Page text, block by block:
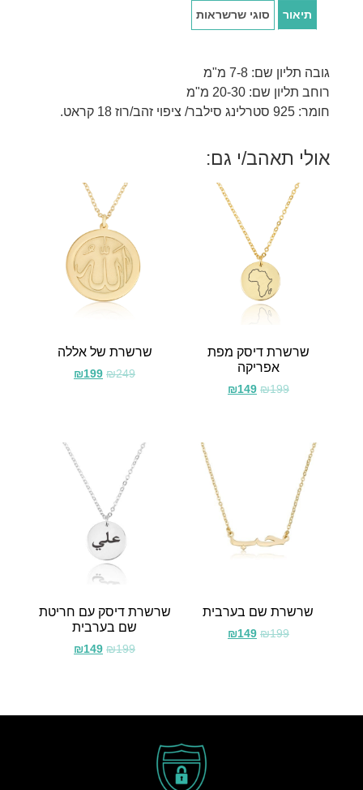
תיאור סוגי שרשראות
גובה תליון שם: 7-8 מ"מ
רוחב תליון שם: 20-30 מ"מ
חומר: 925 סטרלינג סילבר/ ציפוי זהב/רוז 18 קראט.
אולי תאהב/י גם:
שרשרת דיסק מפת
אפריקה
₪199
₪149
שרשרת של אללה
₪249
₪199
שרשרת שם בערבית
₪199
₪149
שרשרת דיסק עם חריטת
שם בערבית
₪199
₪149